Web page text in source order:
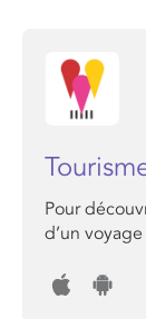
Pour
d’un voyage